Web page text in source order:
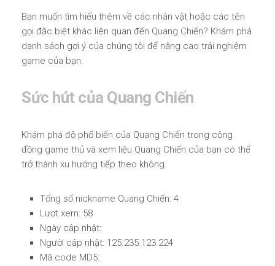
Bạn muốn tìm hiểu thêm về các nhân vật hoặc các tên
gọi đặc biệt khác liên quan đến Quang Chiến? Khám phá
danh sách gợi ý của chúng tôi để nâng cao trải nghiệm
game của bạn.
Sức hút của Quang Chiến
Khám phá độ phổ biến của Quang Chiến trong cộng
đồng game thủ và xem liệu Quang Chiến của bạn có thể
trở thành xu hướng tiếp theo không.
Tổng số nickname Quang Chiến: 4
Lượt xem: 58
Ngày cập nhật:
Người cập nhật: 125.235.123.224
Mã code MD5: